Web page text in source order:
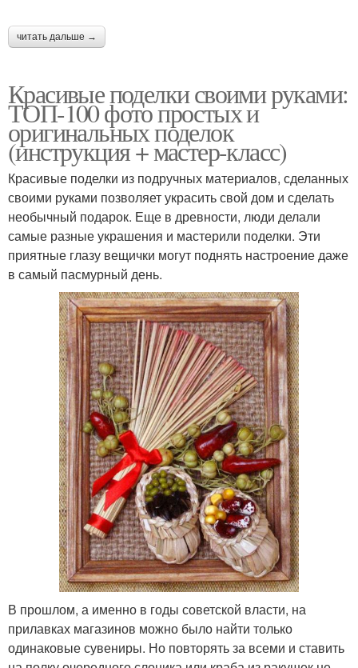
читать дальше →
Красивые поделки своими руками:
ТОП-100 фото простых и
оригинальных поделок
(инструкция + мастер-класс)
Красивые поделки из подручных материалов, сделанных
своими руками позволяет украсить свой дом и сделать
необычный подарок. Еще в древности, люди делали
самые разные украшения и мастерили поделки. Эти
приятные глазу вещички могут поднять настроение даже
в самый пасмурный день.
В прошлом, а именно в годы советской власти, на
прилавках магазинов можно было найти только
одинаковые сувениры. Но повторять за всеми и ставить